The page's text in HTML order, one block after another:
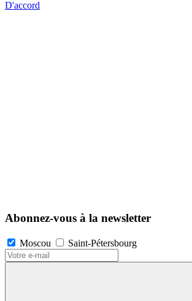
D'accord
Abonnez-vous à la newsletter
Moscou Saint-Pétersbourg